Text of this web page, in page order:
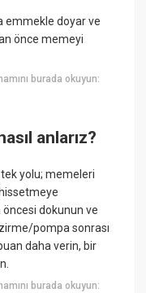
emmekle doyar ve
önce memeyi
burada okuyun:
anlarız?
yolu; memeleri
dokunun ve
pompa sonrası
daha verin, bir
burada okuyun: